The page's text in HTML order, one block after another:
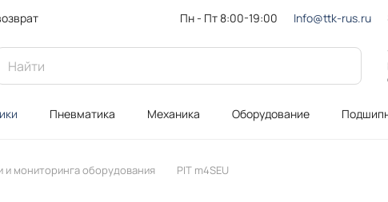
Пн - Пт 8:00-19:00 Info@ttk-rus.ru
Пневматика Механика Оборудование
и мониторинга оборудования PIT m4SEU